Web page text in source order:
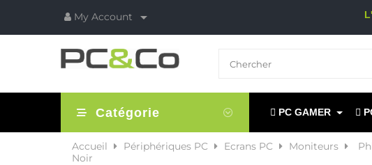
My Account 
Catégorie PC GAMER
Accueil Périphériques PC Ecrans PC Moniteurs
Noir